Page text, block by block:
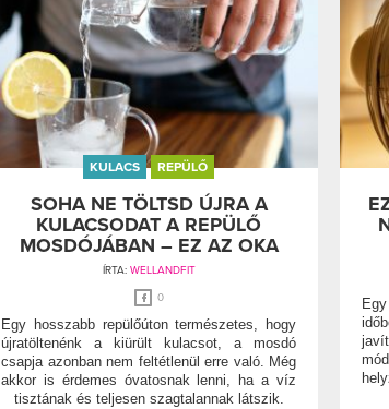
KULACS REPÜLŐ
SOHA NE TÖLTSD ÚJRA A
KULACSODAT A REPÜLŐ
MOSDÓJÁBAN – EZ AZ OKA
ÍRTA: WELLANDFIT
0
Egy hosszabb repülőúton természetes, hogy
újratöltenénk a kiürült kulacsot, a mosdó
csapja azonban nem feltétlenül erre való. Még
akkor is érdemes óvatosnak lenni, ha a víz
tisztának és teljesen szagtalannak látszik.